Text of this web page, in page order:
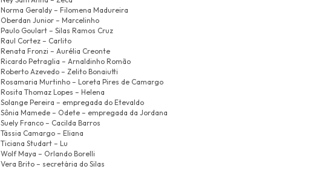
Norma Geraldy – Filomena Madureira
Oberdan Junior – Marcelinho
Paulo Goulart – Silas Ramos Cruz
Raul Cortez – Carlito
Renata Fronzi – Aurélia Creonte
Ricardo Petraglia – Arnaldinho Romão
Roberto Azevedo – Zelito Bonaiutti
Rosamaria Murtinho – Loreta Pires de Camargo
Rosita Thomaz Lopes – Helena
Solange Pereira – empregada do Etevaldo
Sônia Mamede – Odete – empregada da Jordana
Suely Franco – Cacilda Barros
Tássia Camargo – Eliana
Ticiana Studart – Lu
Wolf Maya – Orlando Borelli
Vera Brito – secretária do Silas